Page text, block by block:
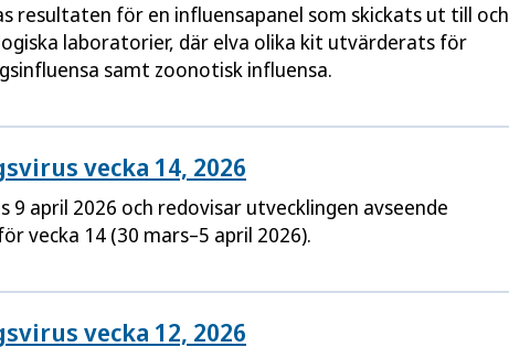
resultaten för en influensapanel som skickats ut till och
laboratorier, där elva olika kit utvärderats för
samt zoonotisk influensa.
vecka 14, 2026
9 april 2026 och redovisar utvecklingen avseende
vecka 14 (30 mars–5 april 2026).
vecka 12, 2026